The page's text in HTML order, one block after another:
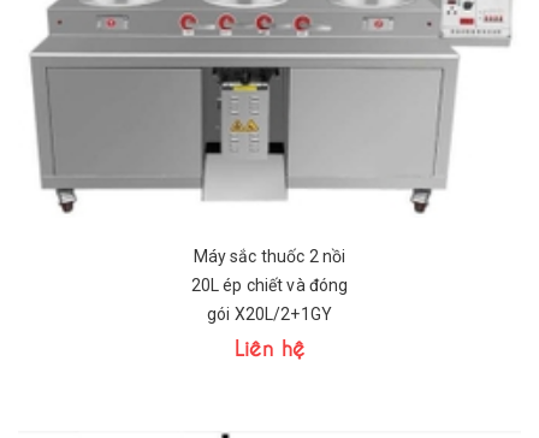
Máy sắc thuốc 2 nồi
20L ép chiết và đóng
gói X20L/2+1GY
Liên hệ